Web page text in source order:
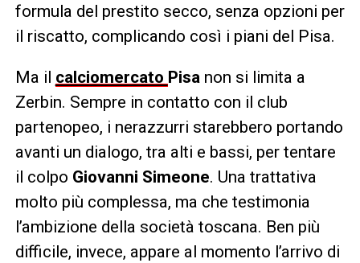
formula del prestito secco, senza opzioni per
il riscatto, complicando così i piani del Pisa.
Ma il calciomercato Pisanon si limita a
Zerbin. Sempre in contatto con il club
partenopeo, i nerazzurri starebbero portando
avanti un dialogo, tra alti e bassi, per tentare
il colpo Giovanni Simeone. Una trattativa
molto più complessa, ma che testimonia
l’ambizione della società toscana. Ben più
difficile, invece, appare al momento l’arrivo di